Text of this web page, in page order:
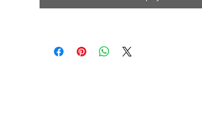
occasions de grandir et d’évoluer. Vous